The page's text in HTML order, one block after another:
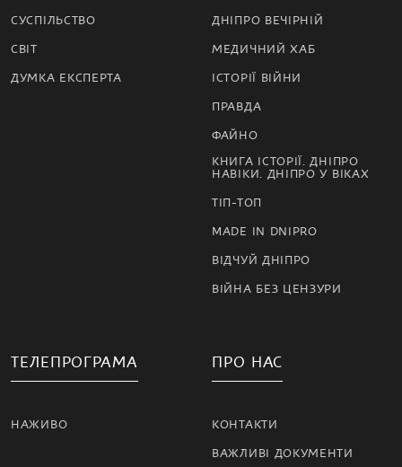
СУСПІЛЬСТВО
СВІТ
ДУМКА ЕКСПЕРТА
ДНІПРО ВЕЧІРНІЙ
МЕДИЧНИЙ ХАБ
ІСТОРІЇ ВІЙНИ
ПРАВДА
ФАЙНО
КНИГА ІСТОРІЇ. ДНІПРО
НАВІКИ. ДНІПРО У ВІКАХ
ТІП-ТОП
MADE IN DNIPRO
ВІДЧУЙ ДНІПРО
ВІЙНА БЕЗ ЦЕНЗУРИ
ТЕЛЕПРОГРАМА
НАЖИВО
ПРО НАС
КОНТАКТИ
ВАЖЛИВІ ДОКУМЕНТИ